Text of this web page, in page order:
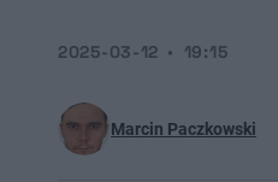
Marcin Paczkowski
2025-03-12 19:15